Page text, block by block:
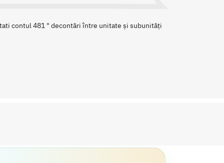
contul 481 " decontări între unitate și subunități